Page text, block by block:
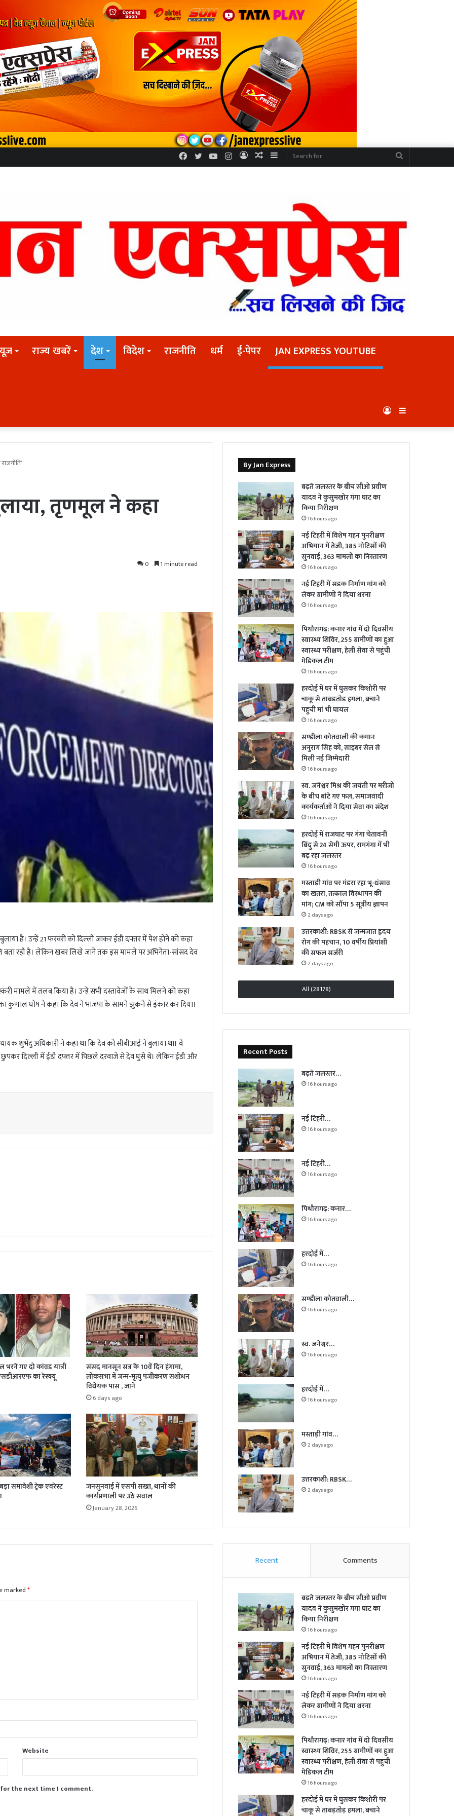
Sidebar
Random
Log
Instagram
YouTube
Twitter
Facebook
राज्य खबरें देश विदेश राजनीति धर्म ई-पेपर
JAN EXPRESS YOUTUBE
Log
In
तृणमूल ने कहा
0 1 minute read
है। उन्हें 21 फरवरी को दिल्ली जाकर ईडी दफ्तर में पेश होने को कहा
रही है। लेकिन खबर लिखे जाने तक इस मामले पर अभिनेता-सांसद देव
मामले में तलब किया है। उन्हें सभी दस्तावेजों के साथ मिलने को कहा
कुणाल घोष ने कहा कि देव ने भाजपा के सामने झुकने से इंकार कर दिया।
शुभेंदु अधिकारी ने कहा था कि देव को सीबीआई ने बुलाया था। वे
दिल्ली में ईडी दफ्तर में पिछले दरवाजे से देव घुसे थे। लेकिन ईडी और
भरने गए दो कांवड़ यात्री
का रेस्क्यू
संसद मानसून सत्र के 10वें दिन हंगामा,
लोकसभा में जन्म-मृत्यु पंजीकरण संशोधन
विधेयक पास , जाने
6 days ago
समावेशी ट्रेक एवरेस्ट
जनसुनवाई में एसपी सख़्त, थानों की
कार्यप्रणाली पर उठे सवाल
January 28, 2026
marked*
Website
the next time I comment.
By Jan Express
बढ़ते जलस्तर के बीच सीओ प्रवीण
यादव ने कुसुमखोर गंगा घाट का
किया निरीक्षण
16 hours ago
नई टिहरी में विशेष गहन पुनरीक्षण
अभियान में तेजी, 385 नोटिसों की
सुनवाई, 363 मामलों का निस्तारण
16 hours ago
नई टिहरी में सड़क निर्माण मांग को
लेकर ग्रामीणों ने दिया धरना
16 hours ago
पिथौरागढ़: कनार गांव में दो दिवसीय
स्वास्थ्य शिविर, 255 ग्रामीणों का हुआ
स्वास्थ्य परीक्षण, हेली सेवा से पहुंची
मेडिकल टीम
16 hours ago
हरदोई में घर में घुसकर किशोरी पर
चाकू से ताबड़तोड़ हमला, बचाने
पहुंची मां भी घायल
16 hours ago
सण्डीला कोतवाली की कमान
अनुराग सिंह को, साइबर सेल से
मिली नई जिम्मेदारी
16 hours ago
स्व. जनेश्वर मिश्र की जयंती पर मरीजों
के बीच बांटे गए फल, समाजवादी
कार्यकर्ताओं ने दिया सेवा का संदेश
16 hours ago
हरदोई में राजघाट पर गंगा चेतावनी
बिंदु से 24 सेमी ऊपर, रामगंगा में भी
बढ़ रहा जलस्तर
16 hours ago
मस्ताड़ी गांव पर मंडरा रहा भू-धंसाव
का खतरा, तत्काल विस्थापन की
मांग; CM को सौंपा 5 सूत्रीय ज्ञापन
2 days ago
उत्तरकाशी: RBSK से जन्मजात हृदय
रोग की पहचान, 10 वर्षीय प्रियांशी
की सफल सर्जरी
2 days ago
All (28178)
Recent Posts
बढ़ते जलस्तर…
16 hours ago
नई टिहरी…
16 hours ago
नई टिहरी…
16 hours ago
पिथौरागढ़: कनार…
16 hours ago
हरदोई में…
16 hours ago
सण्डीला कोतवाली…
16 hours ago
स्व. जनेश्वर…
16 hours ago
हरदोई में…
16 hours ago
मस्ताड़ी गांव…
2 days ago
उत्तरकाशी: RBSK…
2 days ago
Recent Comments
बढ़ते जलस्तर के बीच सीओ प्रवीण
यादव ने कुसुमखोर गंगा घाट का
किया निरीक्षण
16 hours ago
नई टिहरी में विशेष गहन पुनरीक्षण
अभियान में तेजी, 385 नोटिसों की
सुनवाई, 363 मामलों का निस्तारण
16 hours ago
नई टिहरी में सड़क निर्माण मांग को
लेकर ग्रामीणों ने दिया धरना
16 hours ago
पिथौरागढ़: कनार गांव में दो दिवसीय
स्वास्थ्य शिविर, 255 ग्रामीणों का हुआ
स्वास्थ्य परीक्षण, हेली सेवा से पहुंची
मेडिकल टीम
16 hours ago
हरदोई में घर में घुसकर किशोरी पर
चाकू से ताबड़तोड़ हमला, बचाने